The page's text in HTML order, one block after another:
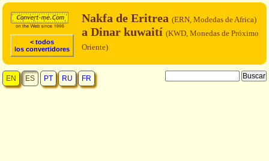
< todos
los convertidores
Nakfa de Eritrea (ERN, Modedas de Africa)
a Dinar kuwaití (KWD, Monedas de Próximo
Oriente)
EN ES PT RU FR